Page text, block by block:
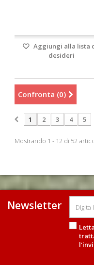
Aggiungi alla lista
desideri
Confronta (0)
1 2 3 4 5
Mostrando 1 - 12 di 52
Newsletter